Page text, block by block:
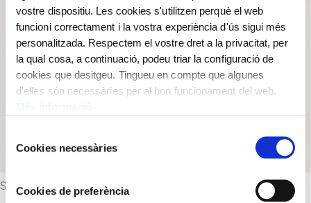
vostre dispositiu. Les cookies s'utilitzen perquè el web
funcioni correctament i la vostra experiència d'ús sigui més
personalitzada. Respectem el vostre dret a la privacitat, per
la qual cosa, a continuació, podeu triar la configuració de
cookies que desitgeu. Tingueu en compte que algunes
d'elles són necessàries per al bon funcionament del web.
deCookies necessàries
Cookies de preferència
Segle XVIII